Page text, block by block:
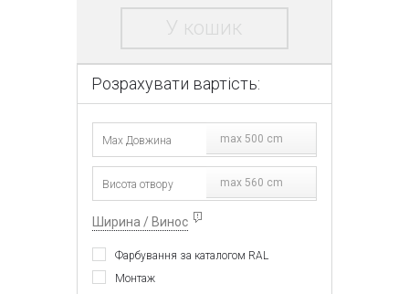
У кошик
Розрахувати вартість:
max 500 cm
max 560 cm
Ширина / Винос
Фарбування за каталогом RAL
Монтаж